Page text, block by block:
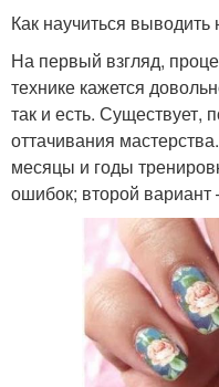
Как научиться
На первый взгляд,
технике кажется
так и есть. Существует,
оттачивания
месяцы и годы
ошибок; второй вариант